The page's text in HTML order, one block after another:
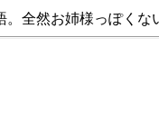
。全然お姉様っぽくな